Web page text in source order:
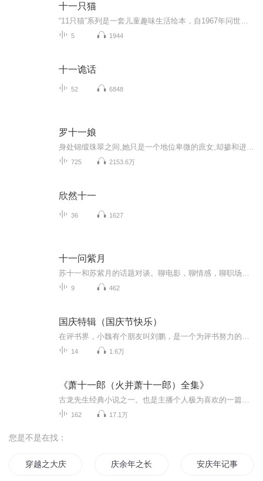
十一只猫
5 1944
十一诡话
52 6848
罗十一娘
725 2153.6万
欣然十一
36 1627
十一问紫月
9 462
国庆特辑（国庆节快乐）
14 1.6万
《萧十一郎（火并萧十一郎）全集》
162 17.1万
您是不是在找：
穿越之大庆帝国 庆余年之长歌行 安庆年记事